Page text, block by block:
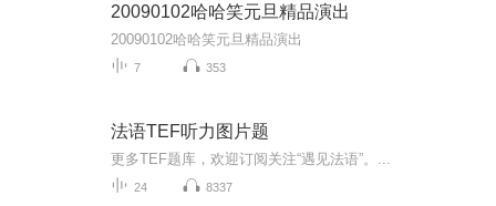
20090102哈哈笑元旦精品演出
20090102哈哈笑元旦精品演出
7 353
法语TEF听力图片题
更多TEF题库，欢迎订阅关注“遇见法语”。...
24 8337